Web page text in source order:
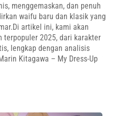
menggemaskan, dan penuh
waifu baru dan klasik yang
artikel ini, kami akan
terpopuler 2025, dari karakter
lengkap dengan analisis
Kitagawa – My Dress-Up